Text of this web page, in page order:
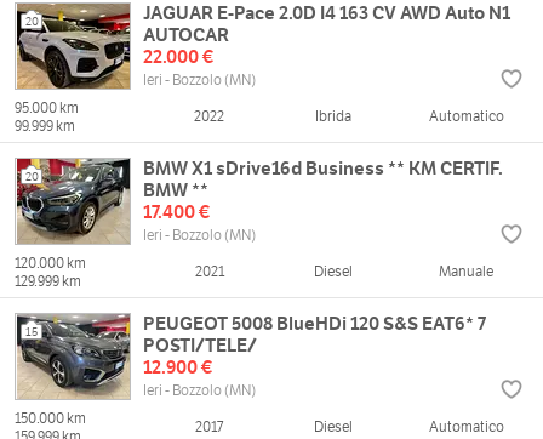
20
JAGUAR E-Pace 2.0D I4 163 CV AWD Auto N1
AUTOCAR
22.000 €
Ieri - Bozzolo (MN)
95.000 km
99.999 km
2022 Ibrida Automatico
20
BMW X1 sDrive16d Business ** KM CERTIF.
BMW **
17.400 €
Ieri - Bozzolo (MN)
120.000 km
129.999 km
2021 Diesel Manuale
15
PEUGEOT 5008 BlueHDi 120 S&S EAT6* 7
POSTI/TELE/
12.900 €
Ieri - Bozzolo (MN)
150.000 km
2017 Diesel Automatico